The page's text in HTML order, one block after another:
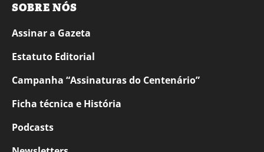
SOBRE NÓS
Assinar a Gazeta
Estatuto Editorial
Campanha “Assinaturas do Centenário”
Ficha técnica e História
Podcasts